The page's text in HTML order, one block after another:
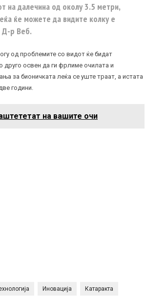
на далечина од околу 3.5 метри,
ќе можете да видите колку е
Д-р Веб.
од проблемите со видот ќе бидат
друго освен да ги фрлиме очилата и
за бионичката леќа се уште траат, а истата
години.
на вашите очи
Иновација Катаракта